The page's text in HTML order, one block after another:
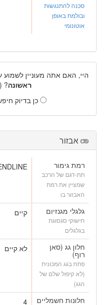
סכנה להתנגשות
ובולמת באופן
אוטונומי
היי, האם אתה מעוניין
ראשונה?
כן בדיוק
אבזור
רמת גימור
תת-דגם של הרכב
שמציין את רמת
האבזור בו
גלגלי מגנזיום
חישוקי סגסוגת
בגלגלים
קיים
חלון גג (סאן
רוף)
פתח בגג המכונית
(לא קיפול שלם של
הגג)
לא קיים
חלונות חשמליים 4